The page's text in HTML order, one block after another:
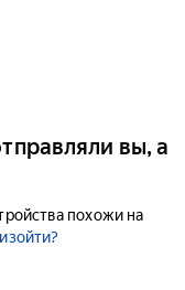
вы, а
похожи на